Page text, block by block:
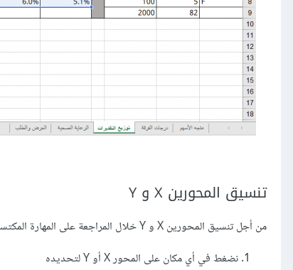
تنسيق المحورين X و Y
من أجل تنسيق المحورين X و Y خلال المراجعة على المهارة المكتسبة، لا بد من اتباع الخطوات التالية:
نضغط في أي مكان على المحور X أو Y لتحديده